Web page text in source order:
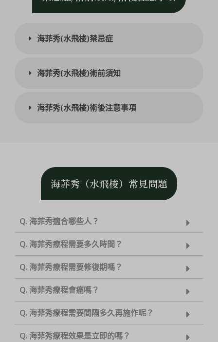
海菲秀(水飛梭)禁忌症
海菲秀(水飛梭)術前須知
海菲秀(水飛梭)術後注意事項
海菲秀（水飛梭）常見問題
Q. 海菲秀適合哪些人？
Q. 海菲秀療程需要多久時間？
Q. 海菲秀療程需要修復期嗎？
Q. 海菲秀療程會痛嗎？
Q. 海菲秀療程需要間隔多久再施作呢？
Q. 海菲秀療程效果是立即的嗎？